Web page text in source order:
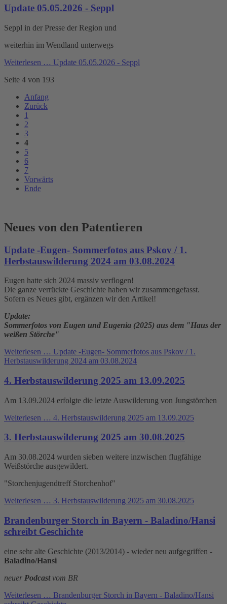
Update 05.05.2026 - Seppl
Seppl in der Presse der Region und
weiterhin im Wendland unterwegs
Weiterlesen … Update 05.05.2026 - Seppl
Seite 4 von 193
Anfang
Zurück
1
2
3
4
5
6
7
Vorwärts
Ende
Neues von den Patentieren
Update -Eugen- Sommerfotos aus Pskov / 1.
Herbstauswilderung 2024 am 03.08.2024
Eugen hatte sich 2024 massiv verflogen!
Die ganze verrückte Geschichte haben wir zusammengefasst.
Sofern es Neues gibt, ergänzen wir den Artikel!
Update:
Sommerfotos von Eugen und Eugenia (2025) aus dem "Haus der
weißen Störche"
Weiterlesen … Update -Eugen- Sommerfotos aus Pskov / 1.
Herbstauswilderung 2024 am 03.08.2024
4. Herbstauswilderung 2025 am 13.09.2025
Am 13.09.2024 erfolgte die letzte Auswilderung von Jungstörchen
Weiterlesen … 4. Herbstauswilderung 2025 am 13.09.2025
3. Herbstauswilderung 2025 am 30.08.2025
Am 30.08.2024 wurden sieben weitere inzwischen flugfähige
Weißstörche ausgewildert.
"Storchenjugendtreff Storchenhof"
Weiterlesen … 3. Herbstauswilderung 2025 am 30.08.2025
Brandenburger Storch in Bayern - Baladino/Hansi
schreibt Geschichte
eine sehr alte Geschichte (2013/2014) - wieder neu aufgegriffen -
Baladino/Hansi
neuer Podcastvom BR
Weiterlesen … Brandenburger Storch in Bayern - Baladino/Hansi